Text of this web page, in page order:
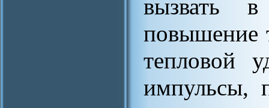
вызвать в
повышение
тепловой
импульсы,